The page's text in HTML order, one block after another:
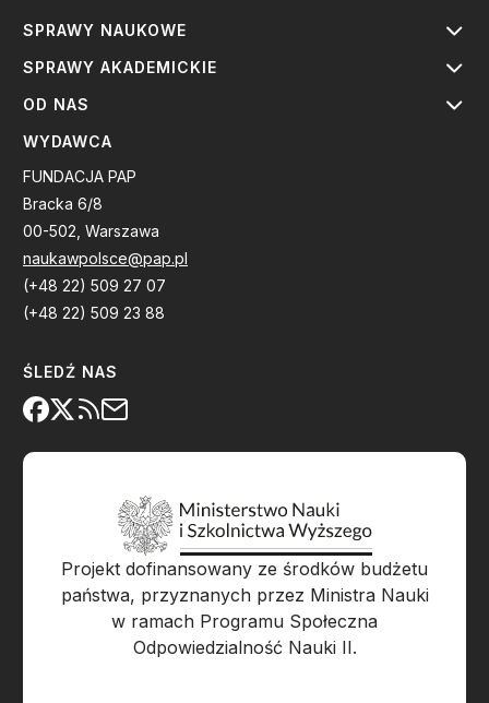
SPRAWY NAUKOWE
SPRAWY AKADEMICKIE
OD NAS
WYDAWCA
FUNDACJA PAP
Bracka 6/8
00-502, Warszawa
naukawpolsce@pap.pl
(+48 22) 509 27 07
(+48 22) 509 23 88
ŚLEDŹ NAS
Projekt dofinansowany ze środków budżetu
państwa, przyznanych przez Ministra Nauki
w ramach Programu Społeczna
Odpowiedzialność Nauki II.